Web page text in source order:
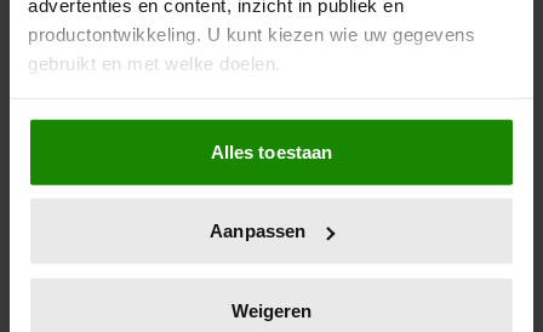
advertenties en content, inzicht in publiek en
productontwikkeling. U kunt kiezen wie uw gegevens
gebruikt en met welke doelen.
Als u het toestaat, willen we ook graag:
Informatie verzamelen over uw geografische
locatie, die tot een paar meter nauwkeurig kan zijn
scannen op specifieke eigenschappen (fingerprinting)
verwerkt en stel uw voorkeuren in het
Alles toestaan
Aanpassen
Weigeren